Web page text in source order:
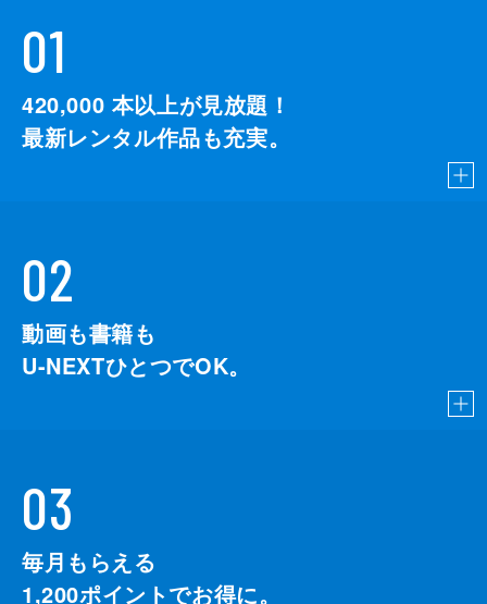
01
420,000 本以上が見放題！
最新レンタル作品も充実。
02
動画も書籍も
U-NEXTひとつでOK。
03
毎月もらえる
1,200ポイントでお得に。